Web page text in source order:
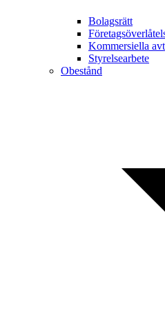
Bolagsrätt
Kommersiella
Styrelsearbete
Obestånd